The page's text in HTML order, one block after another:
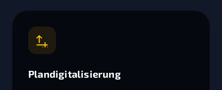
Plandigitalisierung